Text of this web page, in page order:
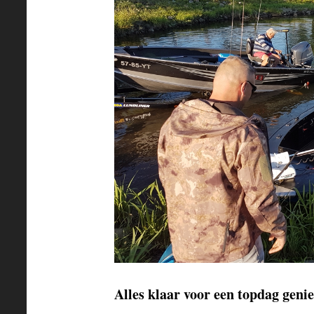
Alles klaar voor een topdag